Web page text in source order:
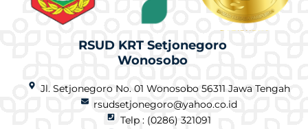
RSUD KRT Setjonegoro
Wonosobo
Jl. Setjonegoro No. 01 Wonosobo 56311 Jawa Tengah
rsudsetjonegoro@yahoo.co.id
Telp : (0286) 321091